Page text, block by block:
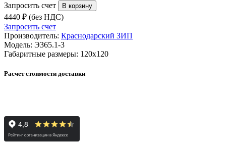
Запросить счет
4440 ₽ (без НДС)
Запросить счет
Производитель: Краснодарский ЗИП
Модель: Э365.1-3
Габаритные размеры: 120х120
Расчет стоимости доставки